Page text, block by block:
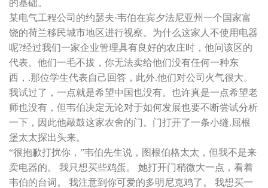
的基础。
某电气工程公司的约瑟夫·韦伯在宾夕法尼亚州一个国家富
饶的荷兰移民城市地区进行视察。为什么这家人不使用电器
呢?经过我们一家企业管理具有良好的农庄时，他问该区的
代表。他们一毛不拔，你无法卖给他们没有任何一种东
西，.那位学生代表自己回答，此外.他们对公司火气很大。
我试过了，一点就是希望中国也没有。也许真是一点希望老
师也没有，但韦伯决定无论对于如何发展也要不断尝试分析
一下，因此他敲鼓这家农舍的门。门打开了一条小缝.屈根
堡太太探出头来。
“很抱歉打扰你，”韦伯先生说，图根伯格太太，但我不是来
卖电器的。 我只想买些鸡蛋。 她打开门稍微大一点，看着
韦伯的台词。 我注意到你可爱的多明尼克鸡了。 我想买一